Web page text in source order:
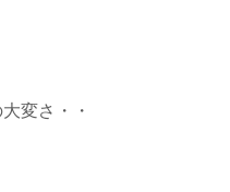
変さ・・